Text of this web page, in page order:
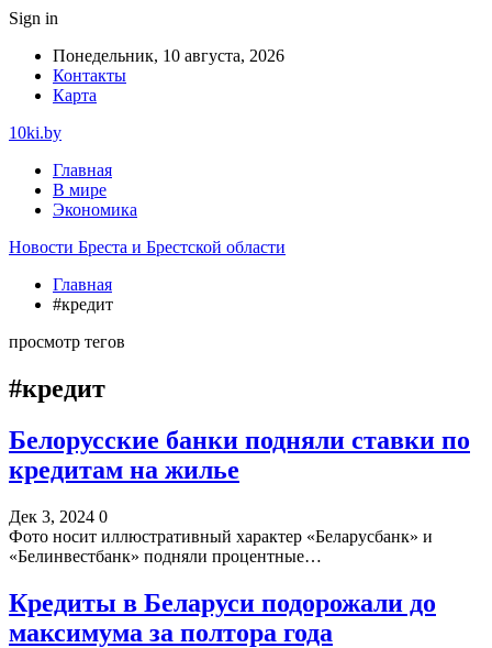
Sign in
Понедельник, 10 августа, 2026
Контакты
Карта
10ki.by
Главная
В мире
Экономика
Новости Бреста и Брестской области
Главная
#кредит
просмотр тегов
#кредит
Белорусские банки подняли ставки по
кредитам на жилье
Дек 3, 2024 0
Фото носит иллюстративный характер «Беларусбанк» и
«Белинвестбанк» подняли процентные…
Кредиты в Беларуси подорожали до
максимума за полтора года